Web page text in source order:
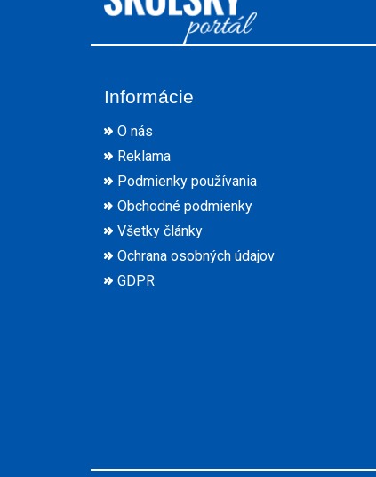
Informácie
O nás
Reklama
Podmienky používania
Obchodné podmienky
Všetky články
Ochrana osobných údajov
GDPR